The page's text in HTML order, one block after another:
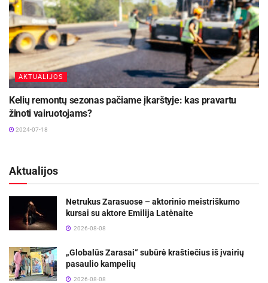
AKTUALIJOS
Kelių remontų sezonas pačiame įkarštyje: kas pravartu
žinoti vairuotojams?
2024-07-18
Aktualijos
Netrukus Zarasuose – aktorinio meistriškumo
kursai su aktore Emilija Latėnaite
2026-08-08
„Globalūs Zarasai“ subūrė kraštiečius iš įvairių
pasaulio kampelių
2026-08-08